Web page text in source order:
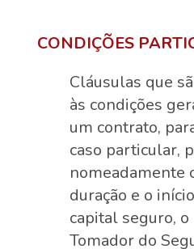
CONDIÇÕES
Cláusulas que
às condições
um contrato,
caso particular,
nomeadamente
duração e o
capital seguro,
Tomador do